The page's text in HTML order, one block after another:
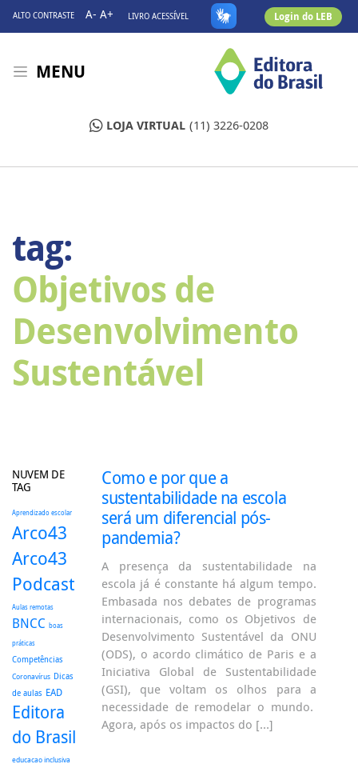
ALTO CONTRASTE A- A+ LIVRO ACESSÍVEL Login do LEB
MENU
LOJA VIRTUAL (11) 3226-0208
tag:
Objetivos de
Desenvolvimento
Sustentável
NUVEM DE
TAG
Aprendizado escolar
Arco43
Arco43
Podcast
Aulas remotas
BNCC boas
práticas
Competências
Coronavírus Dicas
de aulas EAD
Editora
do Brasil
educacao inclusiva
Como e por que a
sustentabilidade na escola
será um diferencial pós-
pandemia?
A presença da sustentabilidade na
escola já é constante há algum tempo.
Embasada nos debates de programas
internacionais, como os Objetivos de
Desenvolvimento Sustentável da ONU
(ODS), o acordo climático de Paris e a
Iniciativa Global de Sustentabilidade
(GSI), que voltam os olhos para a
necessidade de remodelar o mundo.
Agora, após os impactos do […]